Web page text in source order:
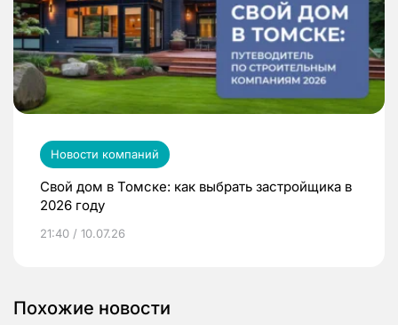
Новости компаний
Свой дом в Томске: как выбрать застройщика в
2026 году
21:40 / 10.07.26
Похожие новости